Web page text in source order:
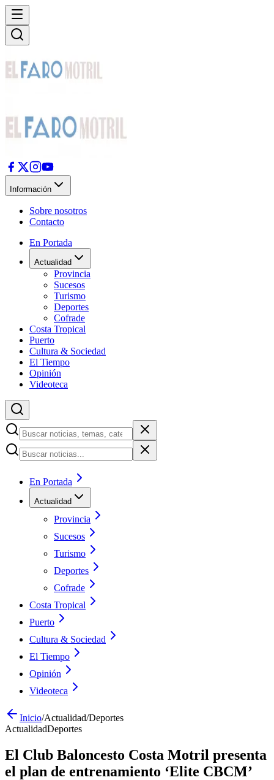
Información
Sobre nosotros
Contacto
En Portada
Actualidad
Provincia
Sucesos
Turismo
Deportes
Cofrade
Costa Tropical
Puerto
Cultura & Sociedad
El Tiempo
Opinión
Videoteca
En Portada
Actualidad
Provincia
Sucesos
Turismo
Deportes
Cofrade
Costa Tropical
Puerto
Cultura & Sociedad
El Tiempo
Opinión
Videoteca
Inicio/Actualidad/Deportes
ActualidadDeportes
El Club Baloncesto Costa Motril presenta
el plan de entrenamiento ‘Elite CBCM’